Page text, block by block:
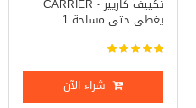
تكييف كاريير - CARRIER
يغطى حتى مساحة 1 ...
شراء الآن